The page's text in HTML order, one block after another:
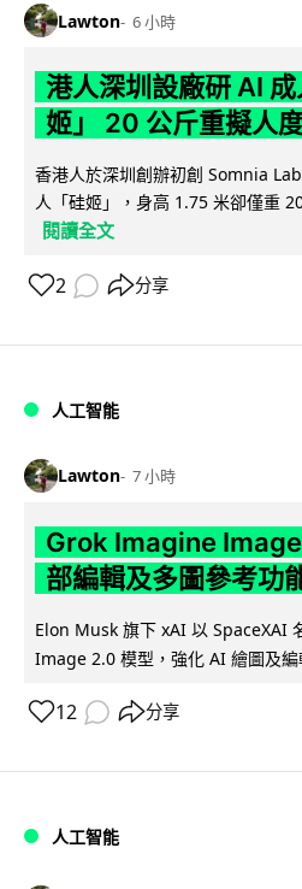
Lawton 6 小時
港人深圳設廠研 AI
姬」 20 公斤重擬人
香港人於深圳創辦初創 Somnia
人「硅姬」，身高 1.75 米卻僅重
閱讀全文
2 分享
人工智能
Lawton 7 小時
Grok Imagine
部編輯及多圖參考功
Elon Musk 旗下 xAI 以 SpaceXAI
Image 2.0 模型，強化 AI 繪圖及編
12 分享
人工智能